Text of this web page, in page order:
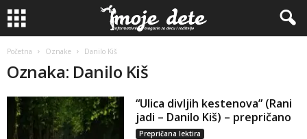
Početna Oznake Danilo Kiš
Oznaka: Danilo Kiš
“Ulica divljih kestenova” (Rani
jadi – Danilo Kiš) – prepričano
Prepričana lektira